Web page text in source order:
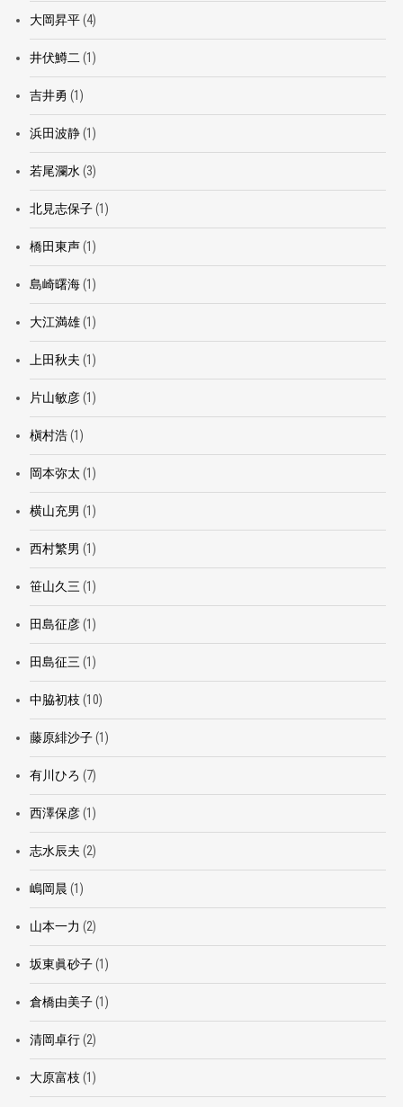
大岡昇平(4)
井伏鱒二 (1)
吉井勇 (1)
浜田波静(1)
若尾瀾水 (3)
北見志保子(1)
橋田東声(1)
島崎曙海(1)
大江満雄(1)
上田秋夫 (1)
片山敏彦(1)
槇村浩(1)
岡本弥太 (1)
横山充男 (1)
西村繁男 (1)
笹山久三 (1)
田島征彦(1)
田島征三 (1)
中脇初枝 (10)
藤原緋沙子(1)
有川ひろ (7)
西澤保彦(1)
志水辰夫 (2)
嶋岡晨 (1)
山本一力 (2)
坂東眞砂子(1)
倉橋由美子(1)
清岡卓行(2)
大原富枝 (1)